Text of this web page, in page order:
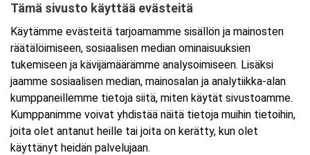
Ajankohta
Alkaa:15.12.2026 08:30
Päättyy:16.12.2026 15:30
Lisää tapahtuma kalenteriisi
Tämä sivusto käyttää evästeitä
Käytämme evästeitä tarjoamamme sisällön ja mainosten
räätälöimiseen, sosiaalisen median ominaisuuksien
tukemiseen ja kävijämäärämme analysoimiseen. Lisäksi
jaamme sosiaalisen median, mainosalan ja analytiikka-alan
kumppaneillemme tietoja siitä, miten käytät sivustoamme.
Kumppanimme voivat yhdistää näitä tietoja muihin tietoihin,
joita olet antanut heille tai joita on kerätty, kun olet
käyttänyt heidän palvelujaan.